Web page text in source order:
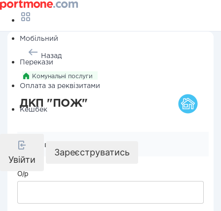
Мобільний
Перекази
Оплата за реквізитами
Кешбек
Увійти
Зареєструватись
Назад
Комунальні послуги
ДКП "ПОЖ"
Реквізити компанії
О/р